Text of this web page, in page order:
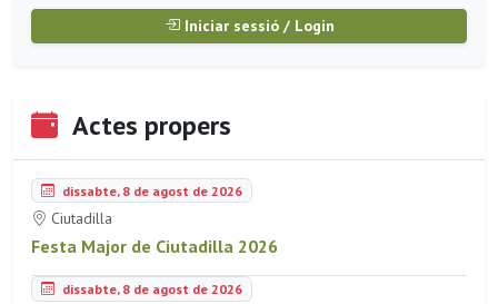
Iniciar sessió / Login
Actes propers
dissabte, 8 de agost de 2026
Ciutadilla
Festa Major de Ciutadilla 2026
dissabte, 8 de agost de 2026